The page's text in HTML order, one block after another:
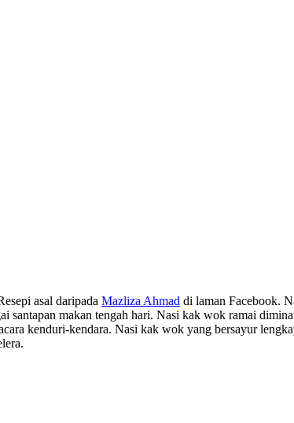
asal daripada Mazliza Ahmad di laman Facebook.
santapan makan tengah hari. Nasi kak wok ramai
kenduri-kendara. Nasi kak wok yang bersayur